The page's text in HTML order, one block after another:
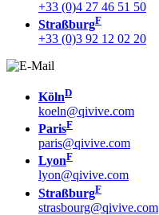
+33 (0)4 27 46 51 50
StraßburgF
+33 (0)3 92 12 02 20
KölnD
koeln@qivive.com
ParisF
paris@qivive.com
LyonF
lyon@qivive.com
StraßburgF
strasbourg@qivive.com